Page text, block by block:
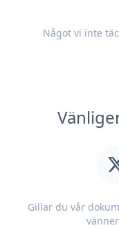
Något vi inte
Gillar du vår